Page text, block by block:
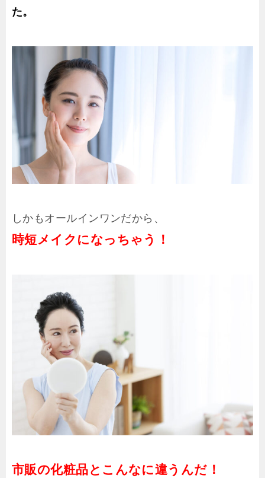
た。
しかもオールインワンだから、
時短メイクになっちゃう！
市販の化粧品とこんなに違うんだ！